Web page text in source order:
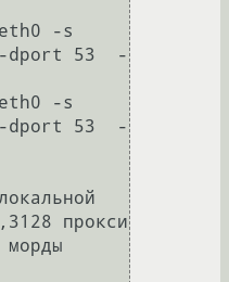
-s
dport 53  -
-s
dport 53  -
прокси